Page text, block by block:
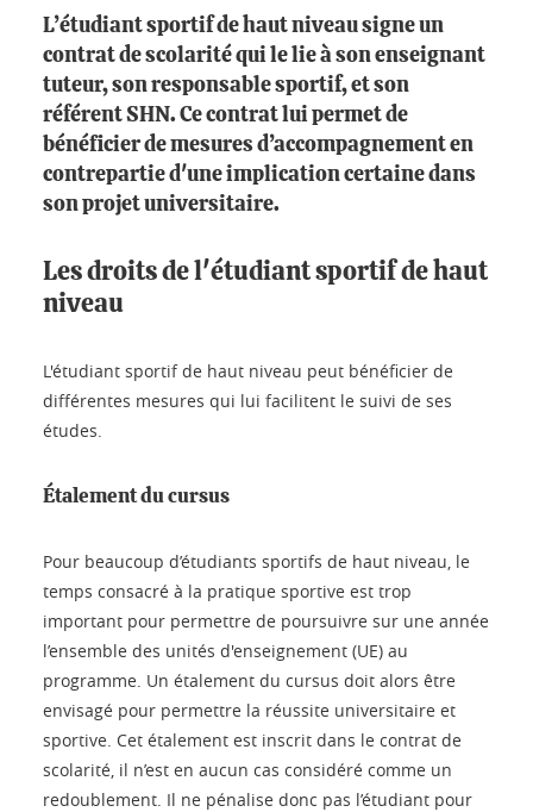
L’étudiant sportif de haut niveau signe un
contrat de scolarité qui le lie à son enseignant
tuteur, son responsable sportif, et son
référent SHN. Ce contrat lui permet de
bénéficier de mesures d’accompagnement en
contrepartie d'une implication certaine dans
son projet universitaire.
Les droits de l'étudiant sportif de haut
niveau
L'étudiant sportif de haut niveau peut bénéficier de
différentes mesures qui lui facilitent le suivi de ses
études.
Étalement du cursus
Pour beaucoup d’étudiants sportifs de haut niveau, le
temps consacré à la pratique sportive est trop
important pour permettre de poursuivre sur une année
l’ensemble des unités d'enseignement (UE) au
programme. Un étalement du cursus doit alors être
envisagé pour permettre la réussite universitaire et
sportive. Cet étalement est inscrit dans le contrat de
scolarité, il n’est en aucun cas considéré comme un
redoublement. Il ne pénalise donc pas l’étudiant pour